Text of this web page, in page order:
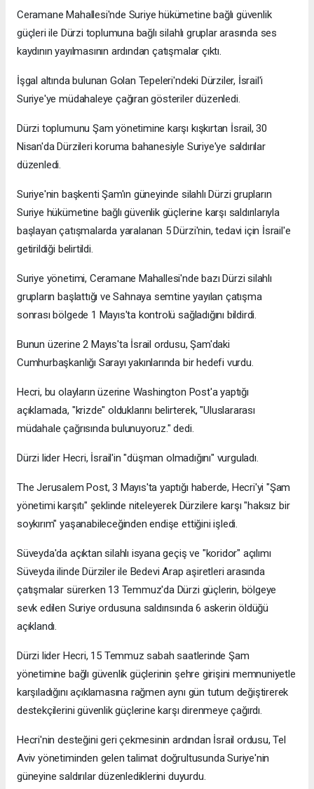
Ceramane Mahallesi'nde Suriye hükümetine bağlı güvenlik
güçleri ile Dürzi toplumuna bağlı silahlı gruplar arasında ses
kaydının yayılmasının ardından çatışmalar çıktı.
İşgal altında bulunan Golan Tepeleri'ndeki Dürziler, İsrail'i
Suriye'ye müdahaleye çağıran gösteriler düzenledi.
Dürzi toplumunu Şam yönetimine karşı kışkırtan İsrail, 30
Nisan'da Dürzileri koruma bahanesiyle Suriye'ye saldırılar
düzenledi.
Suriye'nin başkenti Şam'ın güneyinde silahlı Dürzi grupların
Suriye hükümetine bağlı güvenlik güçlerine karşı saldırılarıyla
başlayan çatışmalarda yaralanan 5 Dürzi'nin, tedavi için İsrail'e
getirildiği belirtildi.
Suriye yönetimi, Ceramane Mahallesi'nde bazı Dürzi silahlı
grupların başlattığı ve Sahnaya semtine yayılan çatışma
sonrası bölgede 1 Mayıs'ta kontrolü sağladığını bildirdi.
Bunun üzerine 2 Mayıs'ta İsrail ordusu, Şam'daki
Cumhurbaşkanlığı Sarayı yakınlarında bir hedefi vurdu.
Hecri, bu olayların üzerine Washington Post'a yaptığı
açıklamada, "krizde" olduklarını belirterek, "Uluslararası
müdahale çağrısında bulunuyoruz." dedi.
Dürzi lider Hecri, İsrail'in "düşman olmadığını" vurguladı.
The Jerusalem Post, 3 Mayıs'ta yaptığı haberde, Hecri'yi "Şam
yönetimi karşıtı" şeklinde niteleyerek Dürzilere karşı "haksız bir
soykırım" yaşanabileceğinden endişe ettiğini işledi.
Süveyda'da açıktan silahlı isyana geçiş ve "koridor" açılımı
Süveyda ilinde Dürziler ile Bedevi Arap aşiretleri arasında
çatışmalar sürerken 13 Temmuz'da Dürzi güçlerin, bölgeye
sevk edilen Suriye ordusuna saldırısında 6 askerin öldüğü
açıklandı.
Dürzi lider Hecri, 15 Temmuz sabah saatlerinde Şam
yönetimine bağlı güvenlik güçlerinin şehre girişini memnuniyetle
karşıladığını açıklamasına rağmen aynı gün tutum değiştirerek
destekçilerini güvenlik güçlerine karşı direnmeye çağırdı.
Hecri'nin desteğini geri çekmesinin ardından İsrail ordusu, Tel
Aviv yönetiminden gelen talimat doğrultusunda Suriye'nin
güneyine saldırılar düzenlediklerini duyurdu.